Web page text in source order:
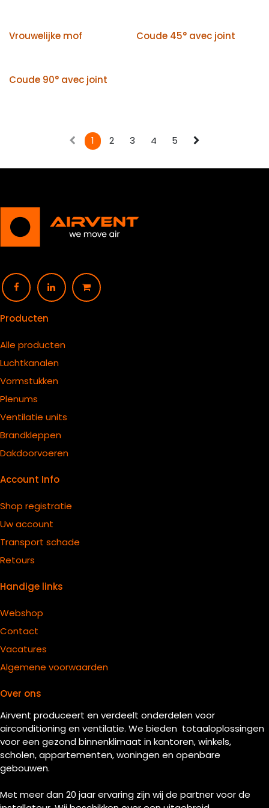
Vrouwelijke mof Coude 45° avec joint
Coude 90° avec joint
1 2 3 4 5
Producten
Alle producten
Luchtkanalen
Vormstukken
Plenums
Ventilatie units
Brandkleppen
Dakdoorvoeren
Account Info
Shop registratie
Uw account
Transport schade
Retours
Handige links
Webshop
Contact
Vacatures
Algemene voorwaarden
Over ons
Airvent produceert en verdeelt onderdelen voor
airconditioning en ventilatie. We bieden totaaloplossingen
voor een gezond binnenklimaat in kantoren, winkels,
scholen, appartementen, woningen en openbare
gebouwen.
Met meer dan 20 jaar ervaring zijn wij de partner voor de